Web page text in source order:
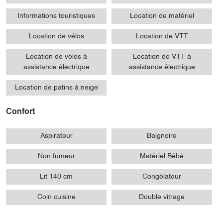
Informations touristiques Location de matériel
Location de vélos Location de VTT
Location de vélos à
assistance électrique
Location de VTT à
assistance électrique
Location de patins à neige
Confort
Aspirateur Baignoire
Non fumeur Matériel Bébé
Lit 140 cm Congélateur
Coin cuisine Double vitrage